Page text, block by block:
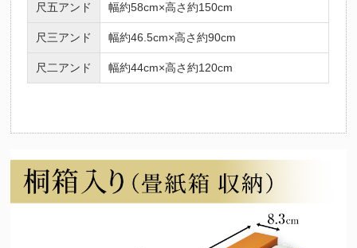
尺五アンド 幅約58cm×高さ約150cm
尺三アンド 幅約46.5cm×高さ約90cm
尺二アンド 幅約44cm×高さ約120cm